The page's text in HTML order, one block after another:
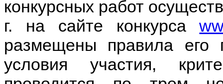
конкурсных работ
г. на сайте конкурса
размещены правила его
условия участия,